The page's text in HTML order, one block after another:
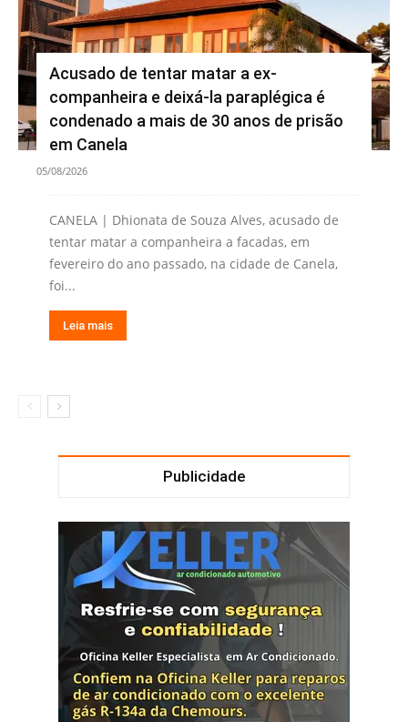
Acusado de tentar matar a ex-
companheira e deixá-la paraplégica é
condenado a mais de 30 anos de prisão
em Canela
05/08/2026
CANELA | Dhionata de Souza Alves, acusado de
tentar matar a companheira a facadas, em
fevereiro do ano passado, na cidade de Canela,
foi...
Leia mais
Publicidade